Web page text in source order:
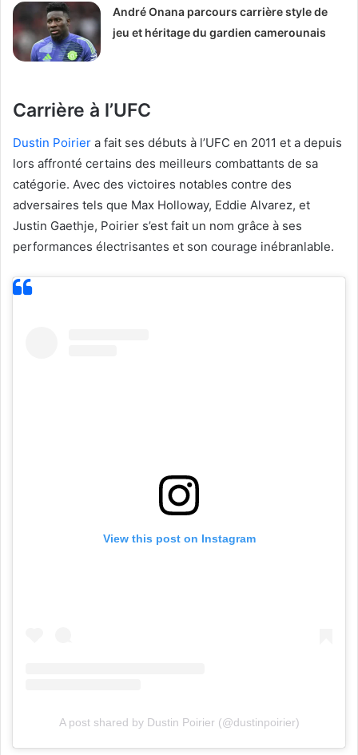
André Onana parcours carrière style de
jeu et héritage du gardien camerounais
Carrière à l’UFC
Dustin Poirier a fait ses débuts à l’UFC en 2011 et a depuis
lors affronté certains des meilleurs combattants de sa
catégorie. Avec des victoires notables contre des
adversaires tels que Max Holloway, Eddie Alvarez, et
Justin Gaethje, Poirier s’est fait un nom grâce à ses
performances électrisantes et son courage inébranlable.
View this post on Instagram
A post shared by Dustin Poirier (@dustinpoirier)